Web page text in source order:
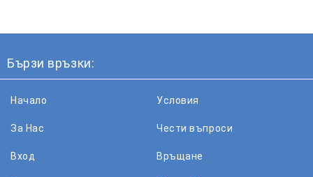
Бързи връзки:
Начало
За Нас
Вход
Условия
Чести въпроси
Връщане